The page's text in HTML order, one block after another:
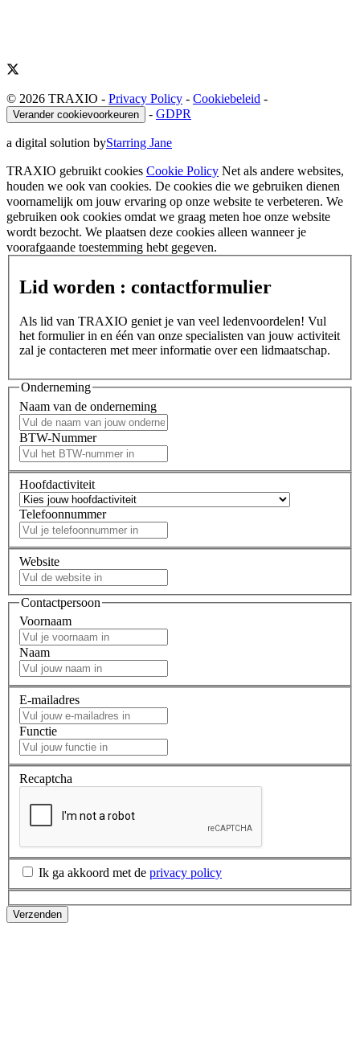
© 2026 TRAXIO - Privacy Policy - Cookiebeleid -
Verander cookievoorkeuren - GDPR
a digital solution byStarring Jane
TRAXIO gebruikt cookies Cookie Policy Net als andere websites,
houden we ook van cookies. De cookies die we gebruiken dienen
voornamelijk om jouw ervaring op onze website te verbeteren. We
gebruiken ook cookies omdat we graag meten hoe onze website
wordt bezocht. We plaatsen deze cookies alleen wanneer je
voorafgaande toestemming hebt gegeven.
Lid worden : contactformulier
Als lid van TRAXIO geniet je van veel ledenvoordelen! Vul
het formulier in en één van onze specialisten van jouw activiteit
zal je contacteren met meer informatie over een lidmaatschap.
Onderneming
Naam van de onderneming
BTW-Nummer
Hoofdactiviteit
Telefoonnummer
Website
Contactpersoon
Voornaam
Naam
E-mailadres
Functie
Recaptcha
Ik ga akkoord met de privacy policy